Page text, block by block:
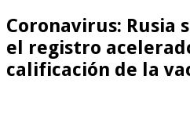
Coronavirus: Rusia
el registro
calificación de la